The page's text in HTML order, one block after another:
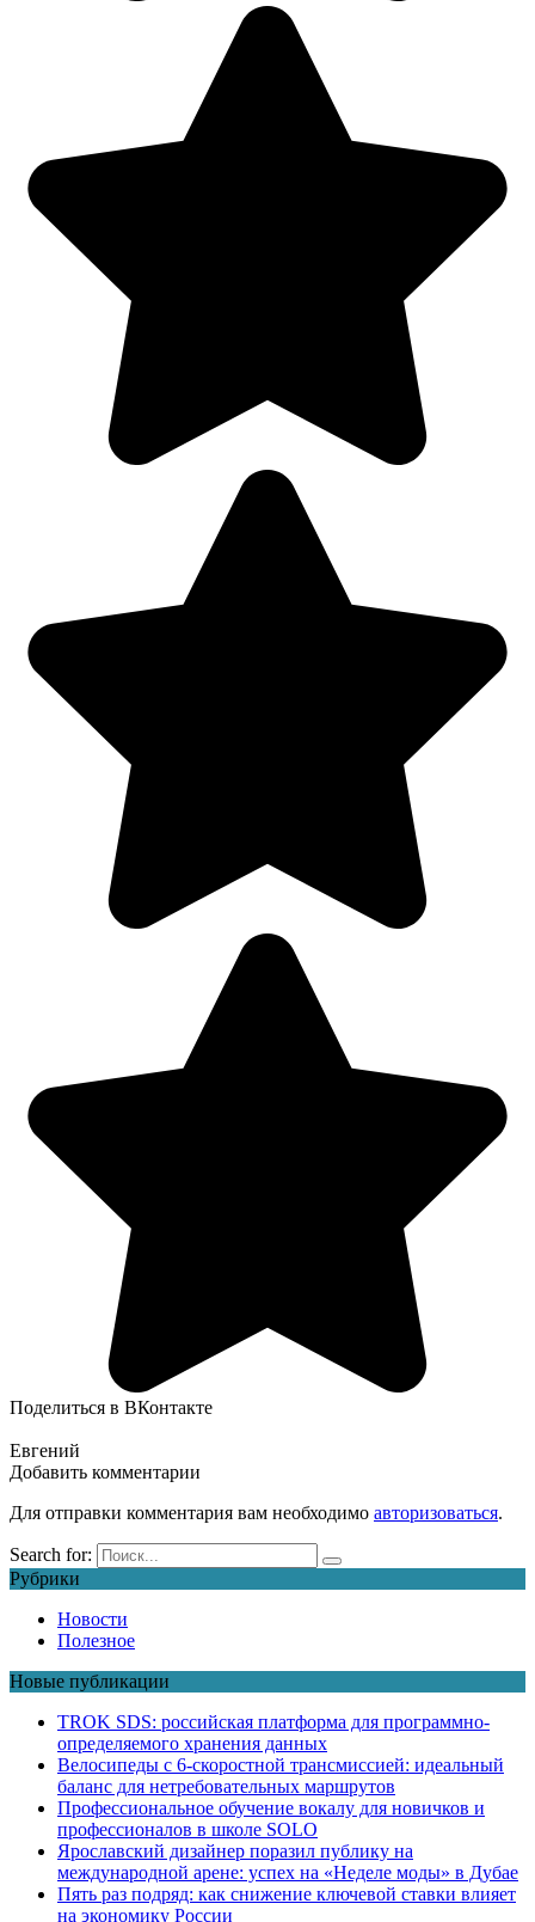
Поделиться в ВКонтакте
Евгений
Добавить комментарии
Для отправки комментария вам необходимо авторизоваться.
Search for:
Рубрики
Новости
Полезное
Новые публикации
TROK SDS: российская платформа для программно-
определяемого хранения данных
Велосипеды с 6-скоростной трансмиссией: идеальный
баланс для нетребовательных маршрутов
Профессиональное обучение вокалу для новичков и
профессионалов в школе SOLO
Ярославский дизайнер поразил публику на
международной арене: успех на «Неделе моды» в Дубае
Пять раз подряд: как снижение ключевой ставки влияет
на экономику России